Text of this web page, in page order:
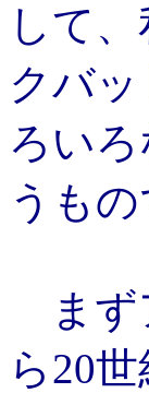
して
クバ
ろい
うもの
まず
ら20